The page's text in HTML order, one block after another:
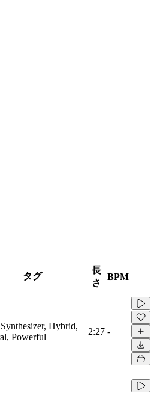
タグ
長
さ
BPM
Hybrid,
Powerful
2:27 -